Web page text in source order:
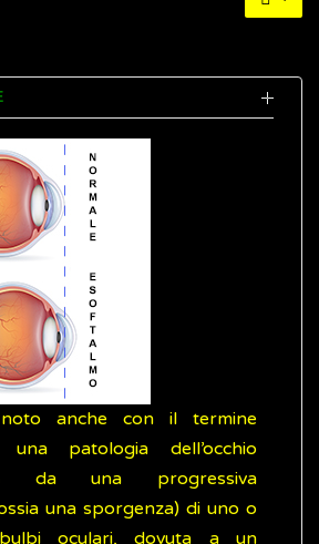
noto anche con il termine
patologia dell’occhio
da una progressiva
una sporgenza) di uno o
oculari, dovuta a un